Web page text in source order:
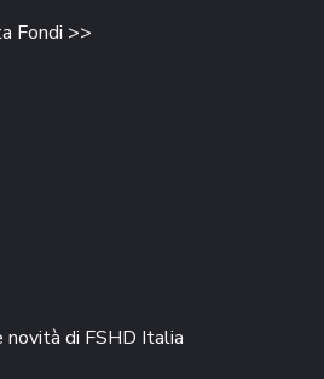
Fondi >>
di FSHD Italia